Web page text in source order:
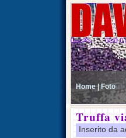
Home | Foto
Truffa
Inserito da